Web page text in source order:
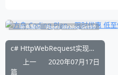
补充展位 Pages_Weblog_Get#0
c# HttpWebRequest实现下载显示进度条后端代码实现
上一
篇
2020年07月17日